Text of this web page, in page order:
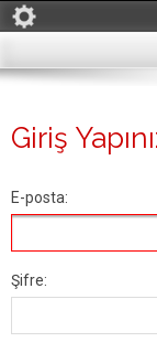
Giriş
E-posta:
Şifre: